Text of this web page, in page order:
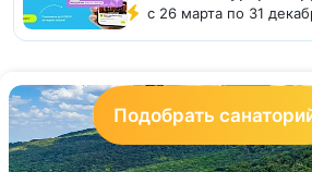
экономия до 15000 ₽
с 26 марта по 31
Подобрать